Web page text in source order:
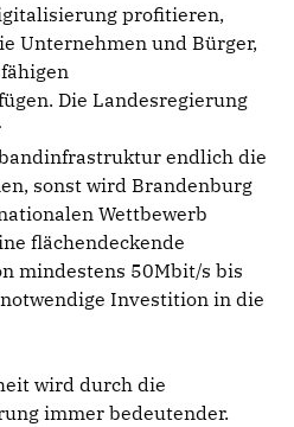
profitieren,
Unternehmen und Bürger,
Die Landesregierung
endlich die
sonst wird Brandenburg
Wettbewerb
flächendeckende
mindestens 50Mbit/s bis
Investition in die
wird durch die
immer bedeutender.